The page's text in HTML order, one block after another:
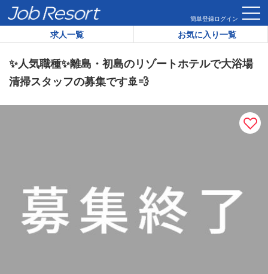
簡単登録ログイン
求人一覧 お気に入り一覧
HOME 求人一覧 ✨人気職種✨離島・初島のリゾートホテルで
リゾートバイト求人番号：
✨人気職種✨離島・初島のリゾートホテルで大浴場
清掃スタッフの募集です🚢💨